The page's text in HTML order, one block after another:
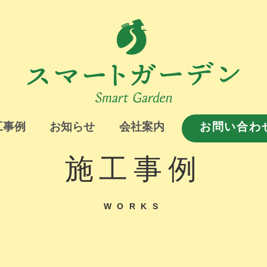
例 お知らせ 会社案内 お問い合わ
施工事例
WORKS